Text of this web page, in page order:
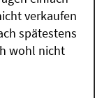
verkaufen
spätestens
wohl nicht